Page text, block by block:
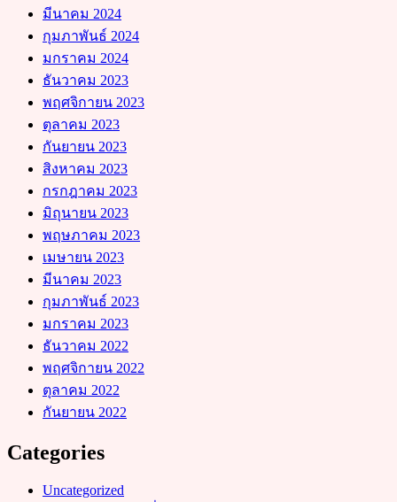
มีนาคม 2024
กุมภาพันธ์ 2024
มกราคม 2024
ธันวาคม 2023
พฤศจิกายน 2023
ตุลาคม 2023
กันยายน 2023
สิงหาคม 2023
กรกฎาคม 2023
มิถุนายน 2023
พฤษภาคม 2023
เมษายน 2023
มีนาคม 2023
กุมภาพันธ์ 2023
มกราคม 2023
ธันวาคม 2022
พฤศจิกายน 2022
ตุลาคม 2022
กันยายน 2022
Categories
Uncategorized